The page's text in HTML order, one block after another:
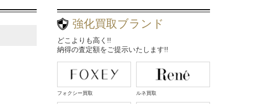
強化買取ブランド
どこよりも高く!!
納得の査定額をご提示いたします!!
フォクシー買取 ルネ買取